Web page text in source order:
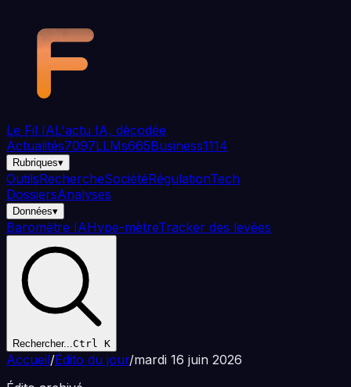
Le Fil IAL'actu IA, décodée
Actualités7097LLMs665Business1114
Rubriques▾
OutilsRechercheSociétéRégulationTech
DossiersAnalyses
Données▾
Baromètre IAHype-mètreTracker des levées
Rechercher...Ctrl K
Accueil/Édito du jour/mardi 16 juin 2026